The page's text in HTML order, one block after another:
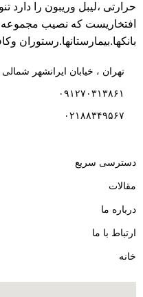
حرارتی ،لیبل وریبون را دارد
افتخاریست که نصیب مجموعه
بانکها.بیمارستانها.رستوران
تهران ، خیابان ایرانشهر شمالی
۰۹۱۲۷۰۳۱۳۸۶۱
۰۲۱۸۸۳۴۹۵۶۷
دسترسی سریع
مقالات
درباره ما
ارتباط با ما
خانه